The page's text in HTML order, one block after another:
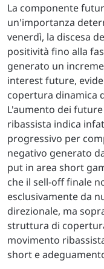
La componente
un'importanza
venerdì, la discesa
positività fino alla
generato un
interest future,
copertura dinamica
L'aumento dei
ribassista indica
progressivo per
negativo generato
put in area short
che il sell-off finale
esclusivamente da
direzionale, ma
struttura di
movimento
short e